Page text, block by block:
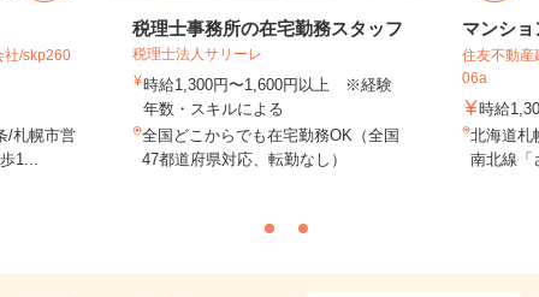
社/skp260
/札幌市営
1...
税理士事務所の在宅勤務スタッフ
税理士法人サリーレ
時給1,300円〜1,600円以上 ※経験
年数・スキルによる
全国どこからでも在宅勤務OK（全国
47都道府県対応、転勤なし）
マンシ
住友不動産
06a
時給
北海道札
南北線「